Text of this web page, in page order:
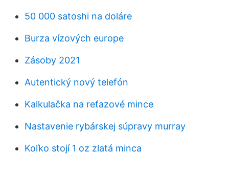
50 000 satoshi na doláre
Burza vízových europe
Zásoby 2021
Autentický nový telefón
Kalkulačka na reťazové mince
Nastavenie rybárskej súpravy murray
Koľko stojí 1 oz zlatá minca